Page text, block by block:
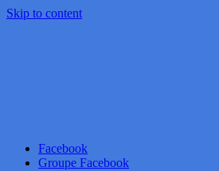
Skip to content
Facebook
Groupe Facebook